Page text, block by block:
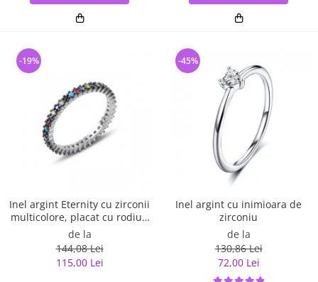
Inel argint Eternity cu zirconii
multicolore, placat cu rodiu -
ITU0229
de la
144,08 Lei
115,00 Lei
-19%
Inel argint cu inimioara de
zirconiu
de la
130,86 Lei
72,00 Lei
-45%